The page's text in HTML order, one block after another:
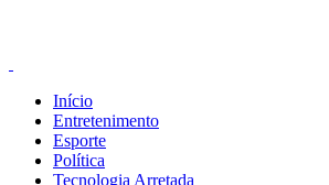
Início
Entretenimento
Esporte
Política
Tecnologia Arretada